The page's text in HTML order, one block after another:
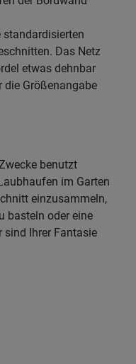
standardisierten
Das Netz
etwas dehnbar
die Größenangabe
benutzt
im Garten
einzusammeln,
basteln oder eine
Ihrer Fantasie